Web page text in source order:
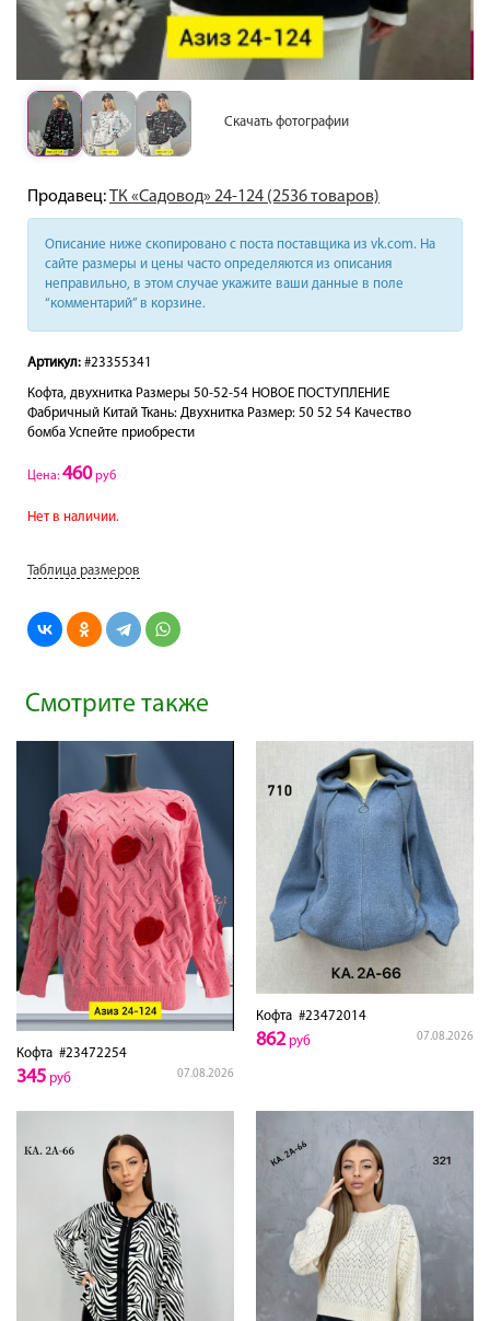
Скачать фотографии
Продавец:ТК «Садовод» 24-124 (2536 товаров)
Описание ниже скопировано с поста поставщика из vk.com. На
сайте размеры и цены часто определяются из описания
неправильно, в этом случае укажите ваши данные в поле
“комментарий” в корзине.
Артикул: #23355341
Кофта, двухнитка Размеры 50-52-54 НОВОЕ ПОСТУПЛЕНИЕ
Фабричный Китай Ткань: Двухнитка Размер: 50 52 54 Качество
бомба Успейте приобрести
Цена: 460руб
Нет в наличии.
Таблица размеров
Смотрите также
Кофта #23472254
07.08.2026
345 руб
Кофта #23472014
07.08.2026
862руб